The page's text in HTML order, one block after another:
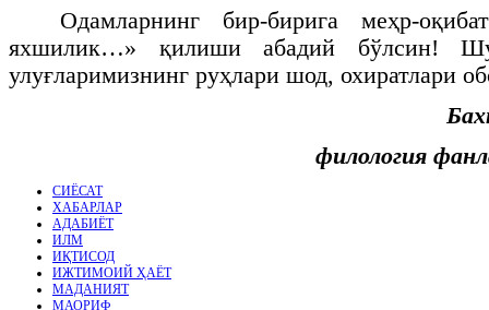
Одамларнинг бир-бирига меҳр-
яхшилик…» қилиши абадий бўлсин!
улуғларимизнинг руҳлари шод, охиратлари
филология
СИЁСАТ
ХАБАРЛАР
АДАБИЁТ
ИЛМ
ИҚТИСОД
ИЖТИМОИЙ ҲАЁТ
МАДАНИЯТ
МАОРИФ